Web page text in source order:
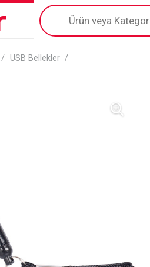
Products
search
/ USB Bellekler /